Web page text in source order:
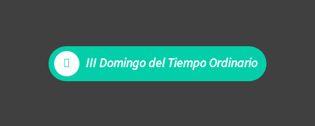
III Domingo del Tiempo Ordinario